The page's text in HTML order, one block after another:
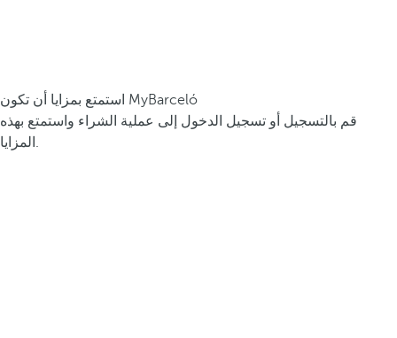
استمتع بمزايا أن تكون MyBarceló
قم بالتسجيل أو تسجيل الدخول إلى عملية الشراء واستمتع بهذه
المزايا.